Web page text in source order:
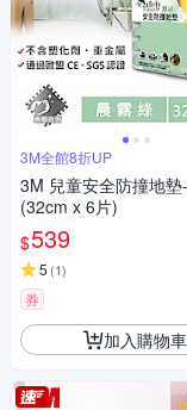
3M全館8折UP
3M 兒童安全防撞地
(32cm x 6片)
$539
5 (1)
券
加入購物車